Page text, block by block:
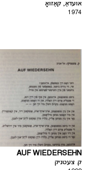
אועדאַ, קאַזואָ
1974
AUF WIEDERSEHN
ק. צעטניק